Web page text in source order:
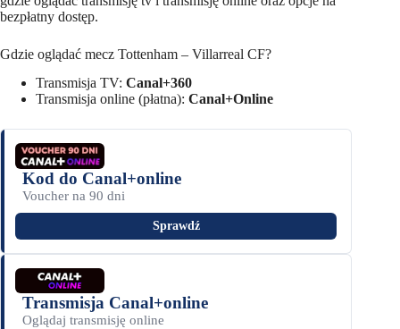
bezpłatny dostęp.
Gdzie oglądać mecz Tottenham – Villarreal CF?
Transmisja TV: Canal+360
Transmisja online (płatna): Canal+Online
Kod do Canal+online
Voucher na 90 dni
Sprawdź
Transmisja Canal+online
Oglądaj transmisję online